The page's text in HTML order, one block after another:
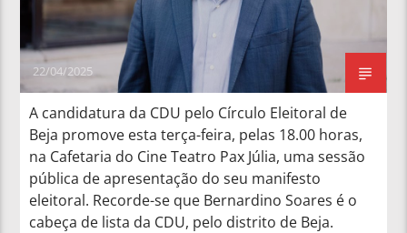
22/04/2025
A candidatura da CDU pelo Círculo Eleitoral de
Beja promove esta terça-feira, pelas 18.00 horas,
na Cafetaria do Cine Teatro Pax Júlia, uma sessão
pública de apresentação do seu manifesto
eleitoral. Recorde-se que Bernardino Soares é o
cabeça de lista da CDU, pelo distrito de Beja.